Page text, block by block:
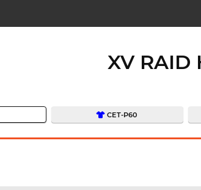
XV RAID
CET-P60